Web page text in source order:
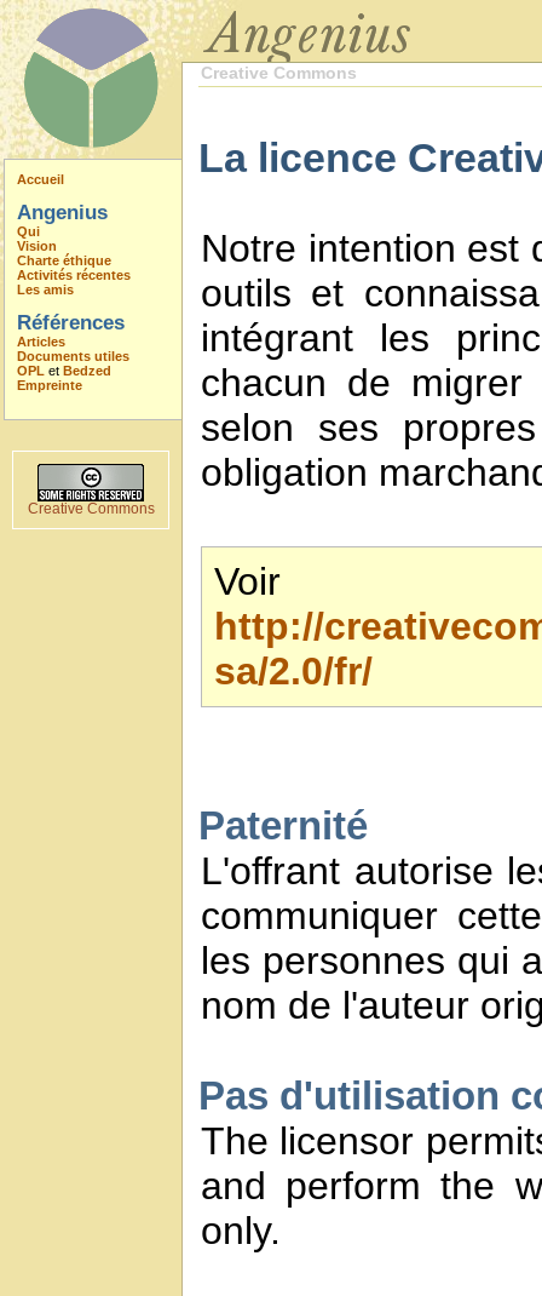
Accueil
Angenius
Qui
Vision
Charte éthique
Activités récentes
Les amis
Références
Articles
Documents utiles
OPL et Bedzed
Empreinte
Creative Commons
Creative Commons
La licence
Notre intention est
outils et
intégrant les
chacun de
selon ses
obligation
Voir
http://
sa/2.0/fr/
Paternité
L'offrant autorise
communiquer
les personnes qui
nom de l'auteur
Pas d'utilisation
The licensor
and perform the
only.